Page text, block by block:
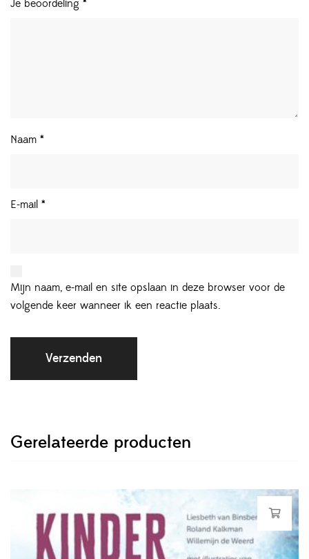
Je beoordeling *
Naam *
E-mail *
Mijn naam, e-mail en site opslaan in deze browser voor de
volgende keer wanneer ik een reactie plaats.
Gerelateerde producten